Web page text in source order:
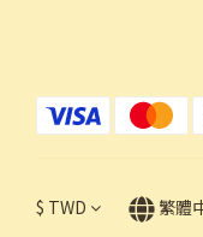
$ TWD 繁體